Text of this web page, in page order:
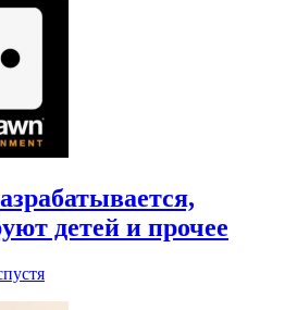
детей и прочее